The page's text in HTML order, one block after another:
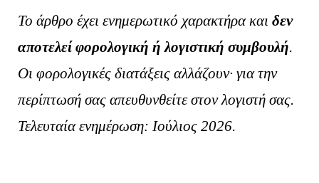
Το άρθρο έχει ενημερωτικό χαρακτήρα καιδεν
αποτελεί φορολογική ή λογιστική συμβουλή.
Οι φορολογικές διατάξεις αλλάζουν· για την
περίπτωσή σας απευθυνθείτε στον λογιστή σας.
Τελευταία ενημέρωση: Ιούλιος 2026.